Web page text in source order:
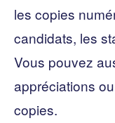
les copies
candidats, les
Vous pouvez
appréciations
copies.